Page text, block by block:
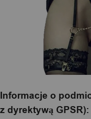
Informacje o
z dyrektywą GPSR):